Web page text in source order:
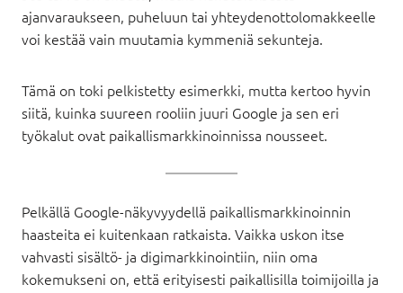
ajanvaraukseen, puheluun tai yhteydenottolomakkeelle
voi kestää vain muutamia kymmeniä sekunteja.
Tämä on toki pelkistetty esimerkki, mutta kertoo hyvin
siitä, kuinka suureen rooliin juuri Google ja sen eri
työkalut ovat paikallismarkkinoinnissa nousseet.
Pelkällä Google-näkyvyydellä paikallismarkkinoinnin
haasteita ei kuitenkaan ratkaista. Vaikka uskon itse
vahvasti sisältö- ja digimarkkinointiin, niin oma
kokemukseni on, että erityisesti paikallisilla toimijoilla ja